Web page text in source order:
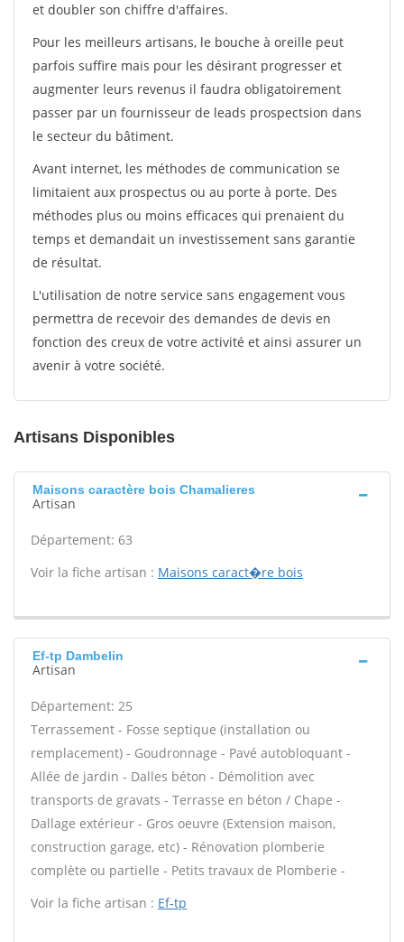
et doubler son chiffre d'affaires.
Pour les meilleurs artisans, le bouche à oreille peut
parfois suffire mais pour les désirant progresser et
augmenter leurs revenus il faudra obligatoirement
passer par un fournisseur de leads prospectsion dans
le secteur du bâtiment.
Avant internet, les méthodes de communication se
limitaient aux prospectus ou au porte à porte. Des
méthodes plus ou moins efficaces qui prenaient du
temps et demandait un investissement sans garantie
de résultat.
L'utilisation de notre service sans engagement vous
permettra de recevoir des demandes de devis en
fonction des creux de votre activité et ainsi assurer un
avenir à votre société.
Artisans Disponibles
Maisons caractère bois Chamalieres
Artisan
Département: 63
Voir la fiche artisan : Maisons caract�re bois
Ef-tp Dambelin
Artisan
Département: 25
Terrassement - Fosse septique (installation ou
remplacement) - Goudronnage - Pavé autobloquant -
Allée de jardin - Dalles béton - Démolition avec
transports de gravats - Terrasse en béton / Chape -
Dallage extérieur - Gros oeuvre (Extension maison,
construction garage, etc) - Rénovation plomberie
complète ou partielle - Petits travaux de Plomberie -
Voir la fiche artisan : Ef-tp